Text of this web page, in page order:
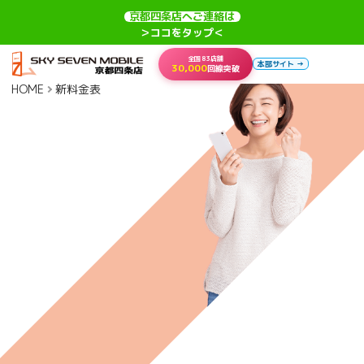
京都四条店へご連絡は
＞ココをタップ＜
全国83店舗
30,000回線突破 本部サイト →
HOME 新料金表